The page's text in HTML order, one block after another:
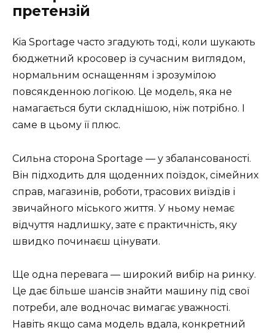
претензій
Kia Sportage часто згадують тоді, коли шукають
бюджетний кросовер із сучасним виглядом,
нормальним оснащенням і зрозумілою
повсякденною логікою. Це модель, яка не
намагається бути складнішою, ніж потрібно. І
саме в цьому її плюс.
Сильна сторона Sportage — у збалансованості.
Він підходить для щоденних поїздок, сімейних
справ, магазинів, роботи, трасових виїздів і
звичайного міського життя. У ньому немає
відчуття надлишку, зате є практичність, яку
швидко починаєш цінувати.
Ще одна перевага — широкий вибір на ринку.
Це дає більше шансів знайти машину під свої
потреби, але водночас вимагає уважності.
Навіть якщо сама модель вдала, конкретний